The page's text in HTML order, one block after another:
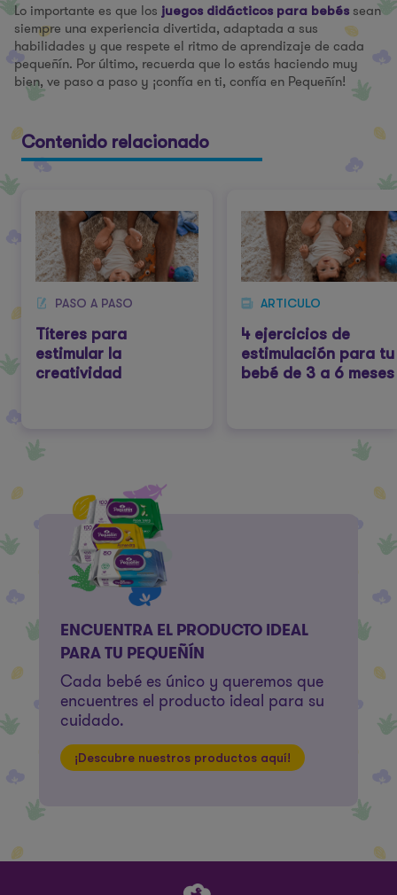
Lo importante es que los juegos didácticos para bebés sean
siempre una experiencia divertida, adaptada a sus
habilidades y que respete el ritmo de aprendizaje de cada
pequeñín. Por último, recuerda que lo estás haciendo muy
bien, ve paso a paso y ¡confía en ti, confía en Pequeñín!
Contenido relacionado
PASO A PASO
Títeres para
estimular la
creatividad
ARTICULO
4 ejercicios de
estimulación para tu
bebé de 3 a 6 meses
ENCUENTRA EL PRODUCTO IDEAL
PARA TU PEQUEÑÍN
Cada bebé es único y queremos que
encuentres el producto ideal para su
cuidado.
¡Descubre nuestros productos aquí!